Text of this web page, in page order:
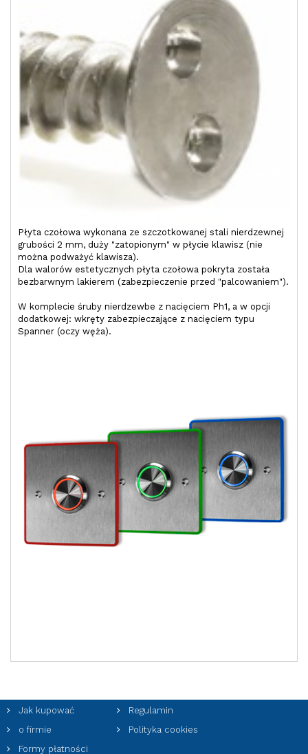
Płyta czołowa wykonana ze szczotkowanej stali nierdzewnej
grubości 2 mm, duży "zatopionym" w płycie klawisz (nie
można podważyć klawisza).
Dla walorów estetycznych płyta czołowa pokryta została
bezbarwnym lakierem (zabezpieczenie przed "palcowaniem").
W komplecie śruby nierdzewbe z nacięciem Ph1, a w opcji
dodatkowej: wkręty zabezpieczające z nacięciem typu
Spanner (oczy węża).
Jak kupować
o firmie
Formy płatności
Regulamin
Polityka cookies